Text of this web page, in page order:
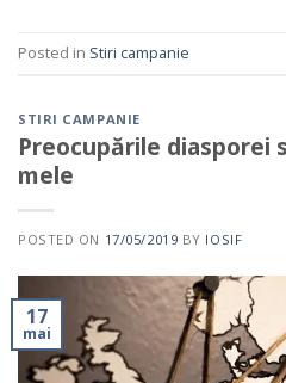
Posted in Stiri campanie
STIRI CAMPANIE
Preocupările diasporei
mele
POSTED ON 17/05/2019 BY IOSIF
17
mai